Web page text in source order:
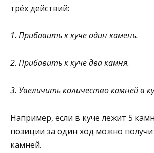
трёх действий:
1. Прибавить к куче один камень.
2. Прибавить к куче два камня.
3. Увеличить количество камней в
Например, если в куче лежит 5
позиции за один ход можно
камней.